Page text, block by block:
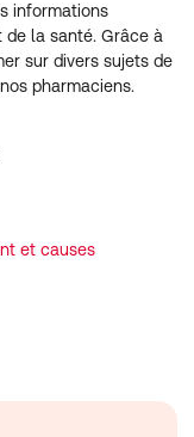
informations
la santé. Grâce à
sur divers sujets de
pharmaciens.
et causes